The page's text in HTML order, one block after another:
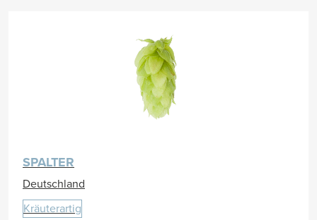
SPALTER
Deutschland
Kräuterartig